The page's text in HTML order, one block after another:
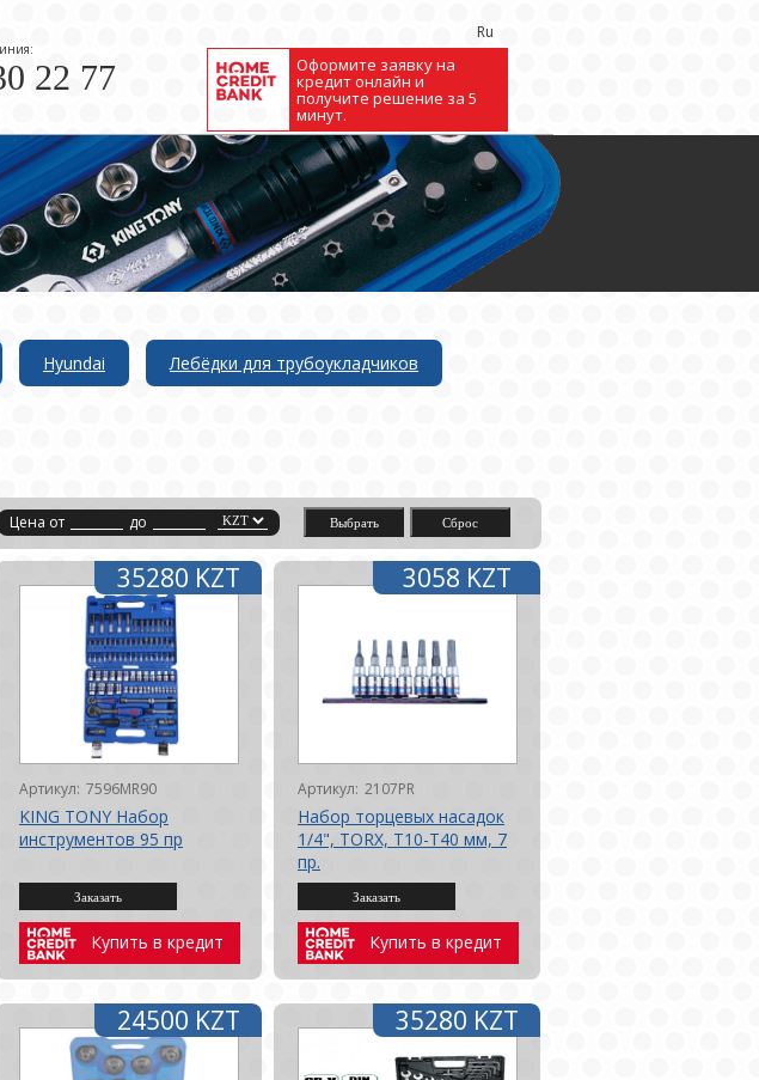
22 77
Ru
Оформите заявку на
кредит онлайн и
получите решение за 5
минут.
Hyundai Лебёдки для трубоукладчиков
Цена от до
Артикул: 7596MR90
KING TONY Набор
инструментов 95 пр
35280 KZT
Купить в кредит
Артикул: 2107PR
Набор торцевых насадок
1/4", TORX, Т10-Т40 мм, 7
пр.
3058 KZT
Купить в кредит
24500 KZT 35280 KZT